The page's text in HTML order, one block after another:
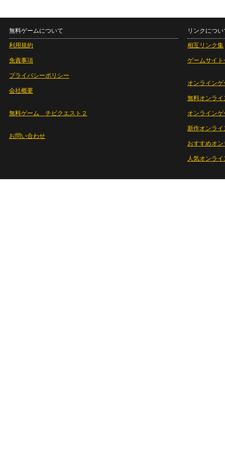
無料ゲームについて
利用規約
免責事項
プライバシーポリシー
会社概要
無料ゲーム チビクエスト２
お問い合わせ
リンクについ
相互リンク集
ゲームサイト
オンラインゲ
無料オンライ
オンライン
新作オンライ
おすすめオ
人気オンラ